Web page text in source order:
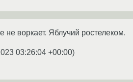
не воркает. Яблучий ростелеком.
03:26:04 +00:00)